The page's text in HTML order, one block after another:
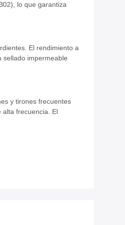
lo que garantiza
El rendimiento a
sellado impermeable
y tirones frecuentes
alta frecuencia. El